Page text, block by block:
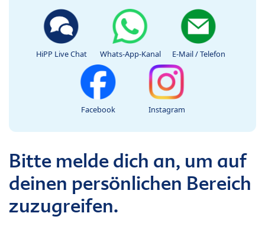
HiPP Live Chat Whats-App-Kanal E-Mail / Telefon
Facebook Instagram
Bitte melde dich an, um auf
deinen persönlichen Bereich
zuzugreifen.